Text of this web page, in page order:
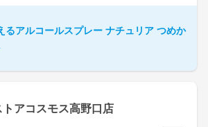
るアルコールスプレー ナチュリア つめか
トアコスモス高野口店